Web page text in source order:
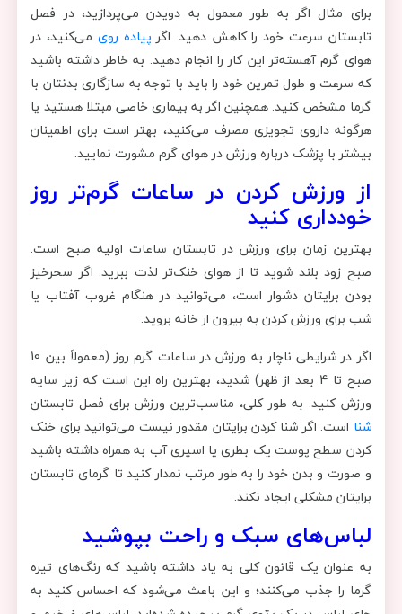
برای مثال اگر به طور معمول به دویدن می‌پردازید، در فصل
تابستان سرعت خود را کاهش دهید. اگر پیاده روی می‌کنید، در
هوای گرم آهسته‌تر این کار را انجام دهید. به خاطر داشته باشید
که سرعت و طول تمرین خود را باید با توجه به سازگاری بدنتان با
گرما مشخص کنید. همچنین اگر به بیماری خاصی مبتلا هستید یا
هرگونه داروی تجویزی مصرف می‌کنید، بهتر است برای اطمینان
بیشتر با پزشک درباره ورزش در هوای گرم مشورت نمایید.
از ورزش کردن در ساعات گرم‌تر روز
خودداری کنید
بهترین زمان برای ورزش در تابستان ساعات اولیه صبح است.
صبح زود بلند شوید تا از هوای خنک‌‌تر لذت ببرید. اگر سحرخیز
بودن برایتان دشوار است، می‌توانید در هنگام غروب آفتاب یا
شب برای ورزش کردن به بیرون از خانه بروید.
اگر در شرایطی ناچار به ورزش در ساعات گرم روز (معمولاً بین 10
صبح تا 4 بعد از ظهر) شدید، بهترین راه این است که زیر سایه
ورزش کنید. به طور کلی، مناسب‌ترین ورزش برای فصل تابستان
شنا است. اگر شنا کردن برایتان مقدور نیست می‌توانید برای خنک
کردن سطح پوست یک بطری یا اسپری آب به همراه داشته باشید
و صورت و بدن خود را به طور مرتب نمدار کنید تا گرمای تابستان
برایتان مشکلی ایجاد نکند.
لباس‌های سبک و راحت بپوشید
به عنوان یک قانون کلی به یاد داشته باشید که رنگ‌های تیره
گرما را جذب می‌کنند؛ و این باعث می‌شود که احساس کنید به